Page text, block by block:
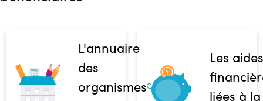
L'annuaire
des
organismes
Les aides
liées à la